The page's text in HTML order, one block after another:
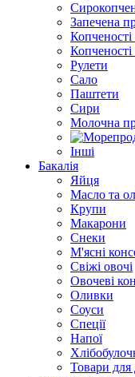
Запечена
Копченості
Рулети
Сало
Паштети
Сири
Молочна
Інші
Бакалія
Яйця
Масло та
Крупи
Макарони
Снеки
М'ясні
Свіжі овочі
Овочеві
Оливки
Соуси
Спеції
Напої
Товари для